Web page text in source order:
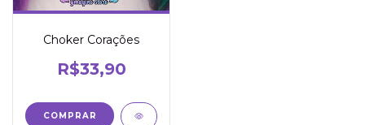
Choker Corações
R$33,90